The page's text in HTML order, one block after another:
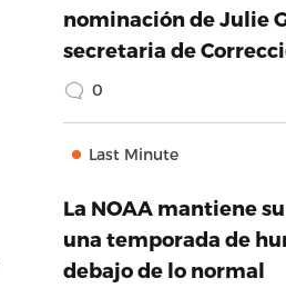
nominación de Julie
secretaria de
0
Last Minute
La NOAA mantiene
una temporada de
debajo de lo normal